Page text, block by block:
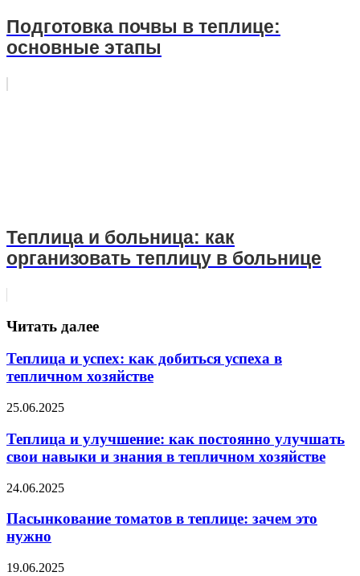
Подготовка почвы в теплице:
основные этапы
Теплица и больница: как
организовать теплицу в больнице
Читать далее
Теплица и успех: как добиться успеха в
тепличном хозяйстве
25.06.2025
Теплица и улучшение: как постоянно улучшать
свои навыки и знания в тепличном хозяйстве
24.06.2025
Пасынкование томатов в теплице: зачем это
нужно
19.06.2025